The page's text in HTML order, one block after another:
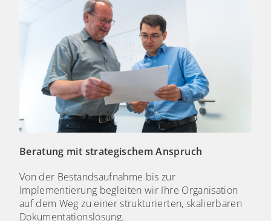
Beratung mit strategischem Anspruch
Von der Bestandsaufnahme bis zur
Implementierung begleiten wir Ihre Organisation
auf dem Weg zu einer strukturierten, skalierbaren
Dokumentationslösung.